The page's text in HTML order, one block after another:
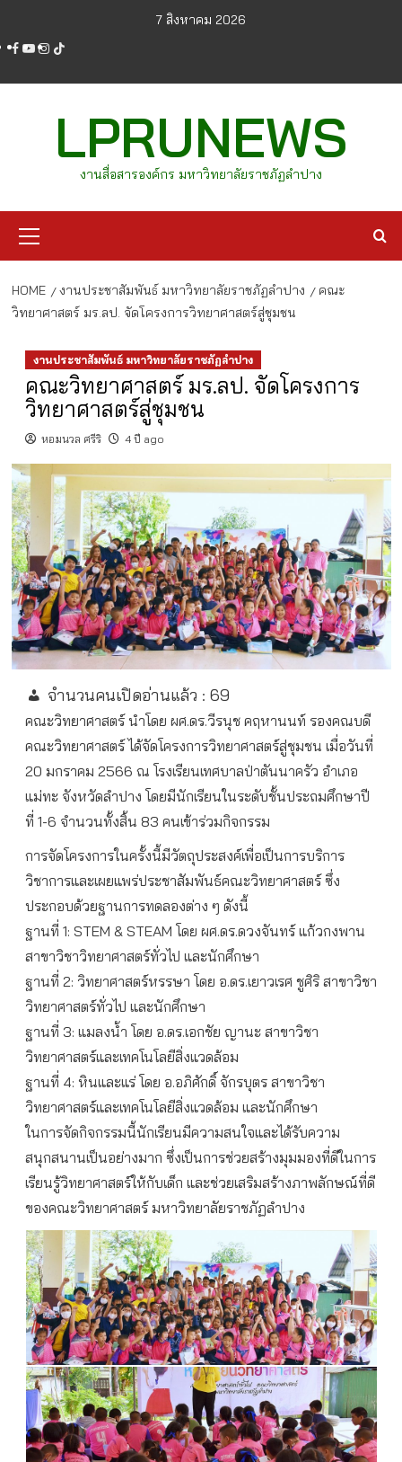
content
7 สิงหาคม 2026
facebook
youtube
instagram
tiktok
LPRUNEWS
งานสื่อสารองค์กร มหาวิทยาลัยราชภัฏลำปาง
Menu
HOME งานประชาสัมพันธ์ มหาวิทยาลัยราชภัฏลำปาง
คณะ
วิทยาศาสตร์ มร.ลป. จัดโครงการวิทยาศาสตร์สู่ชุมชน
งานประชาสัมพันธ์ มหาวิทยาลัยราชภัฏลำปาง
คณะวิทยาศาสตร์ มร.ลป. จัดโครงการ
วิทยาศาสตร์สู่ชุมชน
หอมนวล ศรีริ 4 ปี ago
จำนวนคนเปิดอ่านแล้ว : 69
คณะวิทยาศาสตร์ นำโดย ผศ.ดร.วีรนุช คฤหานนท์ รองคณบดี
คณะวิทยาศาสตร์ ได้จัดโครงการวิทยาศาสตร์สู่ชุมชน เมื่อวันที่
20 มกราคม 2566 ณ โรงเรียนเทศบาลป่าตันนาครัว อำเภอ
แม่ทะ จังหวัดลำปาง โดยมีนักเรียนในระดับชั้นประถมศึกษาปี
ที่ 1-6 จำนวนทั้งสิ้น 83 คนเข้าร่วมกิจกรรม
การจัดโครงการในครั้งนี้มีวัตถุประสงค์เพื่อเป็นการบริการ
วิชาการและเผยแพร่ประชาสัมพันธ์คณะวิทยาศาสตร์ ซึ่ง
ประกอบด้วยฐานการทดลองต่าง ๆ ดังนี้
ฐานที่ 1: STEM & STEAM โดย ผศ.ดร.ดวงจันทร์ แก้วกงพาน
สาขาวิชาวิทยาศาสตร์ทั่วไป และนักศึกษา
ฐานที่ 2: วิทยาศาสตร์หรรษา โดย อ.ดร.เยาวเรศ ชูศิริ สาขาวิชา
วิทยาศาสตร์ทั่วไป และนักศึกษา
ฐานที่ 3: แมลงน้ำ โดย อ.ดร.เอกชัย ญานะ สาขาวิชา
วิทยาศาสตร์และเทคโนโลยีสิ่งแวดล้อม
ฐานที่ 4: หินและแร่ โดย อ.อภิศักดิ์ จักรบุตร สาขาวิชา
วิทยาศาสตร์และเทคโนโลยีสิ่งแวดล้อม และนักศึกษา
ในการจัดกิจกรรมนี้นักเรียนมีความสนใจและได้รับความ
สนุกสนานเป็นอย่างมาก ซึ่งเป็นการช่วยสร้างมุมมองที่ดีในการ
เรียนรู้วิทยาศาสตร์ให้กับเด็ก และช่วยเสริมสร้างภาพลักษณ์ที่ดี
ของคณะวิทยาศาสตร์ มหาวิทยาลัยราชภัฏลำปาง